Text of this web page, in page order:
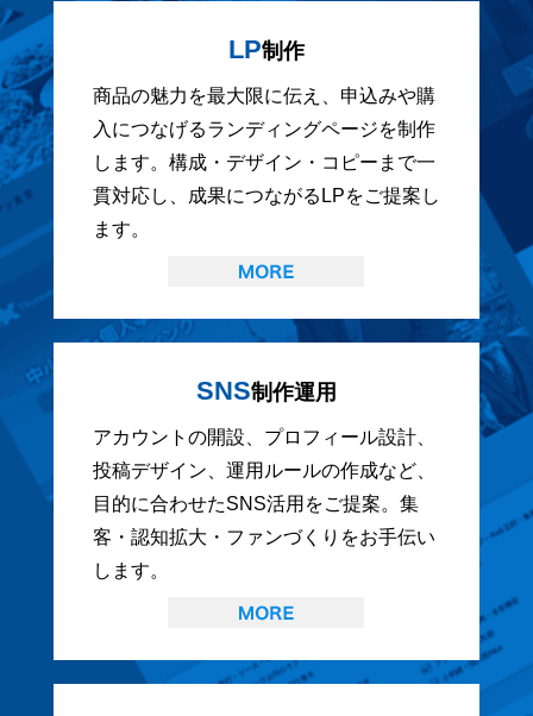
LP制作
商品の魅力を最大限に伝え、申込みや購
入につなげるランディングページを制作
します。構成・デザイン・コピーまで一
貫対応し、成果につながるLPをご提案し
ます。
SNS制作運用
アカウントの開設、プロフィール設計、
投稿デザイン、運用ルールの作成など、
目的に合わせたSNS活用をご提案。集
客・認知拡大・ファンづくりをお手伝い
します。